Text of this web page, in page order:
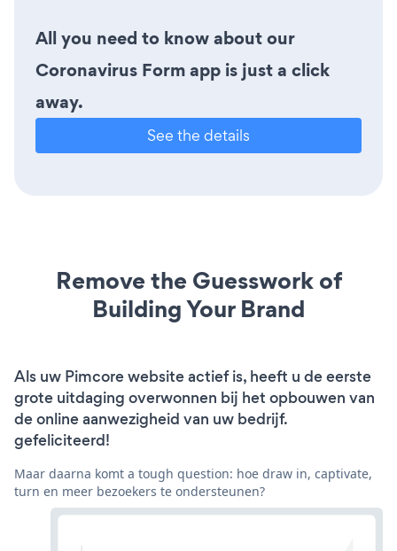
All you need to know about our
Coronavirus Form app is just a click
away.
See the details
Remove the Guesswork of
Building Your Brand
Als uw Pimcore website actief is, heeft u de eerste
grote uitdaging overwonnen bij het opbouwen van
de online aanwezigheid van uw bedrijf.
gefeliciteerd!
Maar daarna komt a tough question: hoe draw in, captivate,
turn en meer bezoekers te ondersteunen?